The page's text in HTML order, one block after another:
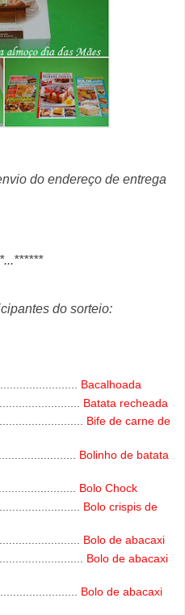
do endereço de entrega
do sorteio:
Bacalhoada
Batata recheada
Bife de carne de
Bolinho de batata
Bolo Chock
Bolo crispis de
Bolo de abacaxi
Bolo de abacaxi
Bolo de abacaxi